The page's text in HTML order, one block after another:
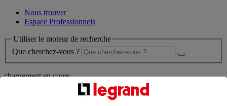
Nous trouver
Espace Professionnels
Utiliser le moteur de recherche
Que cherchez-vous ?
chargement en cours...
Nous n'avons pas pu charger les résultats de votre recherche